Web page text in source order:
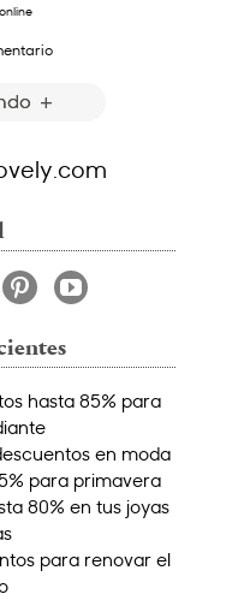
hasta 85% para
en moda
para primavera
80% en tus joyas
para renovar el